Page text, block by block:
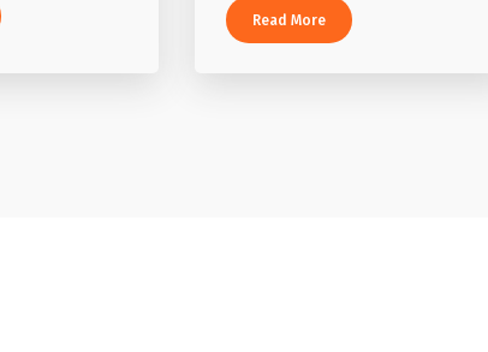
Read More